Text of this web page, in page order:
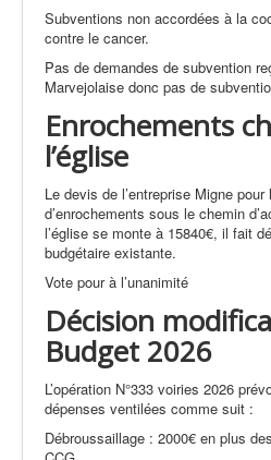
Subventions non accordées à la
contre le cancer.
Pas de demandes de subvention
Marvejolaise donc pas de
Enrochements
l’église
Le devis de l’entreprise Migne
d’enrochements sous le chemin
l’église se monte à 15840€, il fait
budgétaire existante.
Vote pour à l’unanimité
Décision
Budget 2026
L’opération N°333 voiries 2026
dépenses ventilées comme suit :
Débroussaillage : 2000€ en plus